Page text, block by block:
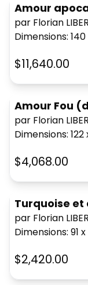
Amour
par Florian LIBER
Dimensions: 140
$11,640.00
Amour Fou
par Florian LIBER
Dimensions: 122
$4,068.00
par Florian LIBER
Dimensions: 91 x
$2,420.00